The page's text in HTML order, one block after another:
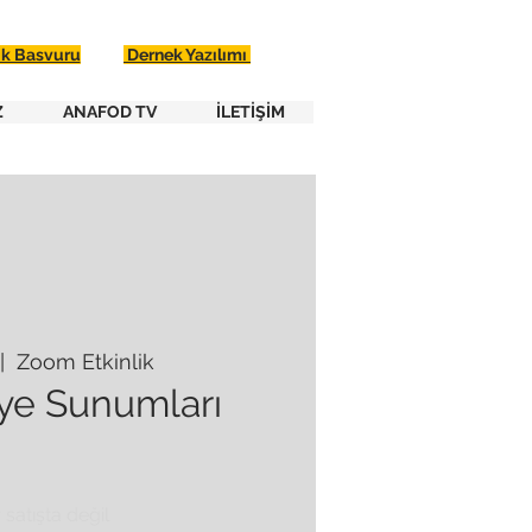
Basvuru Dernek Yazılımı
ANAFOD TV İLETİŞİM
Zoom Etkinlik
Sunumları